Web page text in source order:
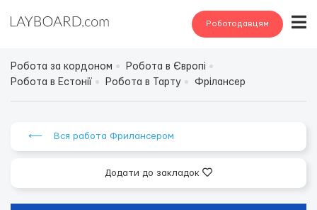
Роботодавцям
Робота за кордоном
Робота в Європі
Робота в Естонії
Робота в Тарту Фрілансер
⟵ Вся работа Фрилансером
Додати до закладок